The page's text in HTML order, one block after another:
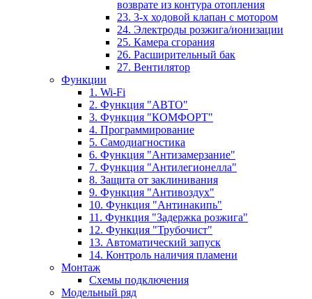
возврате из контура отопления
23. 3-х ходовой клапан с мотором
24. Электроды розжига/ионизации
25. Камера сгорания
26. Расширительный бак
27. Вентилятор
Функции
1. Wi-Fi
2. Функция "АВТО"
3. Функция "КОМФОРТ"
4. Программирование
5. Самодиагностика
6. Функция "Антизамерзание"
7. Функция "Антилегионелла"
8. Защита от заклинивания
9. Функция "Антивоздух"
10. Функция "Антинакипь"
11. Функция "Задержка розжига"
12. Функция "Трубочист"
13. Автоматический запуск
14. Контроль наличия пламени
Монтаж
Схемы подключения
Модельный ряд